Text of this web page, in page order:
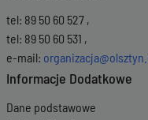
tel: 89 50 60 527 ,
tel: 89 50 60 531 ,
e-mail:
Informacje Dodatkowe
Dane podstawowe